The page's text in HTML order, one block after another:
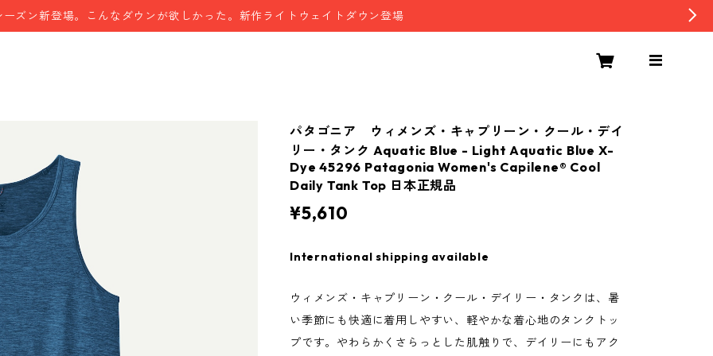
ーズン新登場。こんなダウンが欲しかった。新作ライトウェイトダウン登場
パタゴニア ウィメンズ・キャプリーン・クール・デイ
リー・タンク Aquatic Blue - Light Aquatic Blue X-
Dye 45296 Patagonia Women's Capilene® Cool
Daily Tank Top 日本正規品
¥5,610
International shipping available
ウィメンズ・キャプリーン・クール・デイリー・タンクは、暑
い季節にも快適に着用しやすい、軽やかな着心地のタンクトッ
プです。やわらかくさらっとした肌触りで、デイリーにもアク